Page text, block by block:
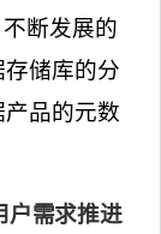
断发展的
储库的分
产品的元数
户需求推进